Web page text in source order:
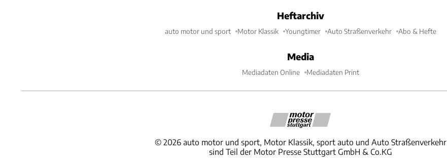
Heftarchiv
auto motor und sport Motor Klassik Youngtimer Auto Straßenverkehr Abo & Hefte
Media
Mediadaten Online Mediadaten Print
© 2026 auto motor und sport, Motor Klassik, sport auto und Auto Straßenverkehr
sind Teil der Motor Presse Stuttgart GmbH & Co.KG